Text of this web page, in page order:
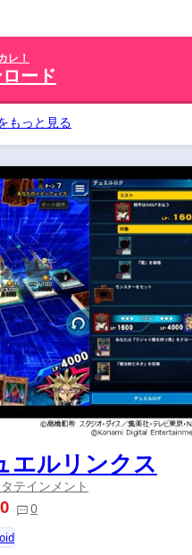
レ！
ード
もっと見る
エルリンクス
テインメント
0